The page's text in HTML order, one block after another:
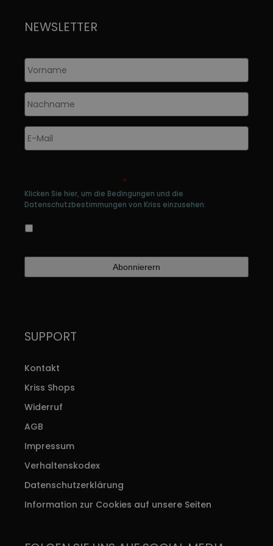
NEWSLETTER
Vorname
Nachname
E-
Mail *
*
Klicken Sie hier, um die Bedingungen und die
Datenschutzbestimmungen von Kriss einzusehen.
SUPPORT
Kontakt
Kriss Shops
Widerruf
AGB
Impressum
Verhaltenskodex
Datenschutzerklärung
Information zur Cookies auf unsere Seiten